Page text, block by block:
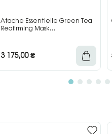
Atache Essentielle Green Tea
Reafirming Mask
3 175,00₴